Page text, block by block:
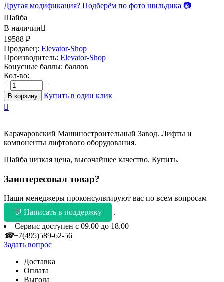
Другая модификация? Подберём по фото шильдика 📷
Шайба
В наличии
19588 ₽
Продавец: Elevator-Shop
Производитель: Elevator-Shop
Бонусные баллы: баллов
Кол-во:
+
−
В корзину
Купить в один клик

Карачаровский Машиностроительный Завод. Лифты и
компоненты лифтового оборудования.
Шайба низкая цена, высочайшее качество. Купить.
Заинтересовал товар?
Наши менеджеры проконсультируют вас по всем вопросам
💬 Написать в поддержку
.
Сервис доступен с 09.00 до 18.00
☎+7(495)589-62-56
Задать вопрос
Доставка
Оплата
Выгода